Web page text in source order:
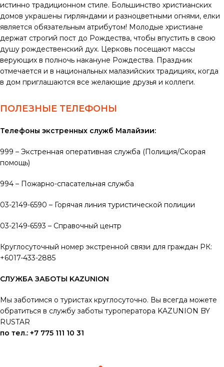
истинно традиционном стиле. Большинство христианских
домов украшены гирляндами и разноцветными огнями, елки
является обязательным атрибутом! Молодые христиане
держат строгий пост до Рождества, чтобы впустить в свою
душу рождественский дух. Церковь посещают массы
верующих в полночь накануне Рождества. Праздник
отмечается и в национальных малазийских традициях, когда
в дом приглашаются все желающие друзья и коллеги.
ПОЛЕЗНЫЕ ТЕЛЕФОНЫ
Телефоны экстренных служб Малайзии:
999 – Экстренная оперативная служба (Полиция/Скорая
помощь)
994 – Пожарно-спасательная служба
03-2149-6590 – Горячая линия туристической полиции
03-2149-6593 – Справочный центр
Круглосуточный номер экстренной связи для граждан РК:
+6017-433-2885
СЛУЖБА ЗАБОТЫ KAZUNION
Мы заботимся о туристах круглосуточно. Вы всегда можете
обратиться в службу заботы туроператора KAZUNION BY
RUSTAR
по тел.: +7 775 111 10 31